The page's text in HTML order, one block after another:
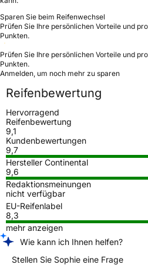
Sparen Sie beim Reifenwechsel
Prüfen Sie Ihre persönlichen Vorteile und
Punkten.
Prüfen Sie Ihre persönlichen Vorteile und
Punkten.
Anmelden, um noch mehr zu sparen
Reifenbewertung
Hervorragend
Reifenbewertung
9,1
Kundenbewertungen
9,7
Hersteller Continental
9,6
Redaktionsmeinungen
nicht verfügbar
EU-Reifenlabel
8,3
mehr anzeigen
Wie kann ich Ihnen helfen?
Stellen Sie Sophie eine Frage